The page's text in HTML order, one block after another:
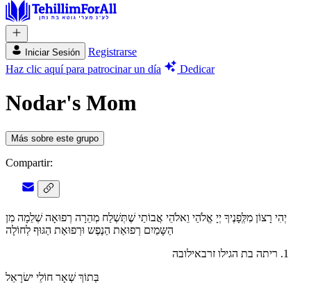
Iniciar Sesión
Registrarse
Haz clic aquí para patrocinar un día
Dedicar
Nodar's Mom
Más sobre este grupo
Compartir:
יְהִי רָצוֹן מִלְְּפָנֶיךָ יְיָ אֱלֹהַי וֵאלֹהֵי אֲבוֹתַי שֶׁתְּשְׁלַח מְהֵרָה רְפוּאָה שְׁלֵמָה מִן
הַשָּמַיִם רְפוּאַת הַנֶפֶש וּרְפוּאַת הַגּוּף לְחוֹלָה
ריתה בת הגילו זרבאילובה
בְּתוֹךְ שְׁאָר חוֹלֵי ישׂרָאֵל